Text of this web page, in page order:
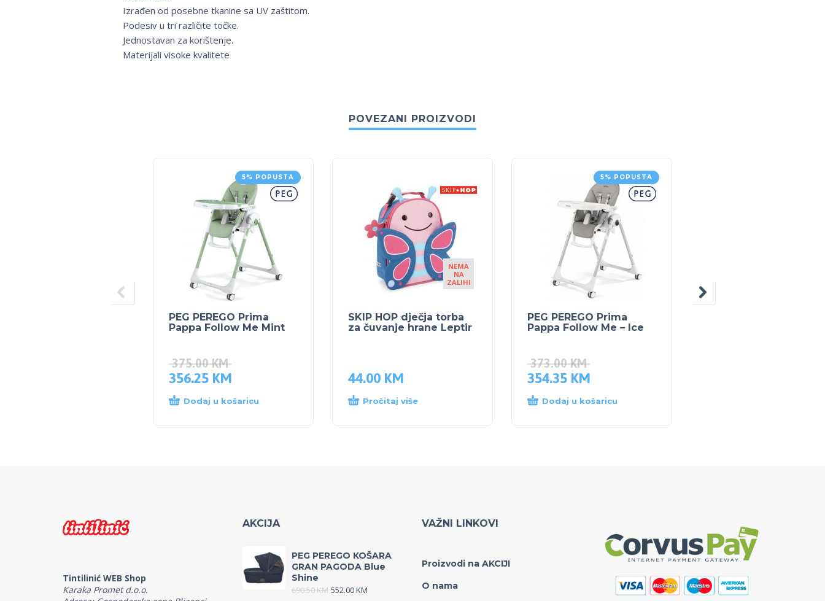
Izrađen od posebne tkanine sa UV zaštitom.
Podesiv u tri različite točke.
Jednostavan za korištenje.
Materijali visoke kvalitete
POVEZANI PROIZVODI
5% POPUSTA
PEG PEREGO Prima
Pappa Follow Me Mint
375.00KM
356.25 KM
Dodaj u košaricu
NEMA
NA
ZALIHI
SKIP HOP dječja torba
za čuvanje hrane Leptir
44.00 KM
Pročitaj više
5% POPUSTA
PEG PEREGO Prima
Pappa Follow Me – Ice
373.00KM
354.35 KM
Dodaj u košaricu
Tintilinić WEB Shop
Karaka Promet d.o.o.
AKCIJA
PEG PEREGO KOŠARA
GRAN PAGODA Blue
Shine
690.50KM 552.00KM
VAŽNI LINKOVI
Proizvodi na AKCIJI
O nama